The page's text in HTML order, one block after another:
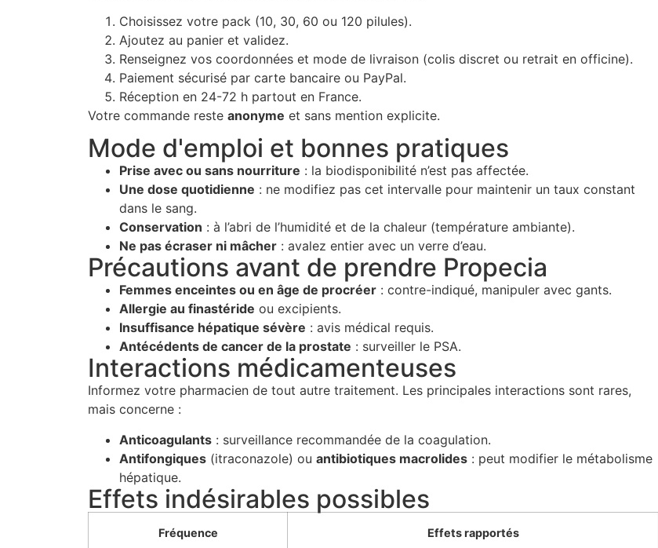
Choisissez votre pack (10, 30, 60 ou 120 pilules).
Ajoutez au panier et validez.
Renseignez vos coordonnées et mode de livraison (colis discret ou retrait en officine).
Paiement sécurisé par carte bancaire ou PayPal.
Réception en 24-72 h partout en France.
Votre commande reste anonyme et sans mention explicite.
Mode d'emploi et bonnes pratiques
Prise avec ou sans nourriture : la biodisponibilité n’est pas affectée.
Une dose quotidienne : ne modifiez pas cet intervalle pour maintenir un taux constant
dans le sang.
Conservation : à l’abri de l’humidité et de la chaleur (température ambiante).
Ne pas écraser ni mâcher : avalez entier avec un verre d’eau.
Précautions avant de prendre Propecia
Femmes enceintes ou en âge de procréer : contre-indiqué, manipuler avec gants.
Allergie au finastéride ou excipients.
Insuffisance hépatique sévère : avis médical requis.
Antécédents de cancer de la prostate : surveiller le PSA.
Interactions médicamenteuses
Informez votre pharmacien de tout autre traitement. Les principales interactions sont rares,
mais concerne :
Anticoagulants : surveillance recommandée de la coagulation.
Antifongiques (itraconazole) ou antibiotiques macrolides : peut modifier le métabolisme
hépatique.
Effets indésirables possibles
Fréquence Effets rapportés